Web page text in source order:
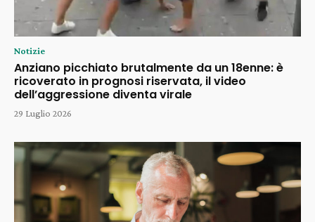
Notizie
Anziano picchiato brutalmente da un 18enne: è
ricoverato in prognosi riservata, il video
dell’aggressione diventa virale
29 Luglio 2026